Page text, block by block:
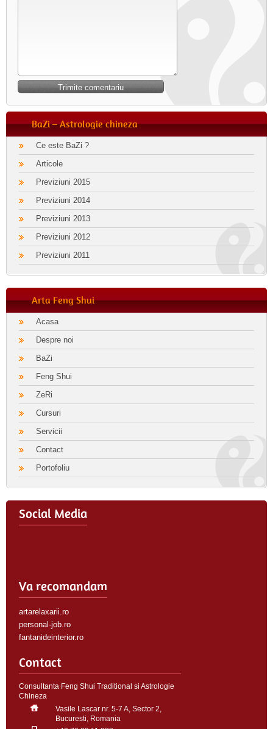
BaZi – Astrologie chineza
Ce este BaZi ?
Articole
Previziuni 2015
Previziuni 2014
Previziuni 2013
Previziuni 2012
Previziuni 2011
Arta Feng Shui
Acasa
Despre noi
BaZi
Feng Shui
ZeRi
Cursuri
Servicii
Contact
Portofoliu
Social Media
Va recomandam
artarelaxarii.ro
personal-job.ro
fantanideinterior.ro
Contact
Consultanta Feng Shui Traditional si Astrologie
Chineza
Vasile Lascar nr. 5-7 A, Sector 2,
Bucuresti, Romania